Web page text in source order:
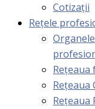
Cotizaţii
Rețele
Rețeaua
Rețeaua
Rețeaua